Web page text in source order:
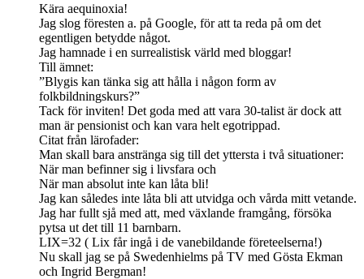
Kära aequinoxia!
Jag slog föresten a. på Google, för att ta reda på om det
egentligen betydde något.
Jag hamnade i en surrealistisk värld med bloggar!
Till ämnet:
”Blygis kan tänka sig att hålla i någon form av
folkbildningskurs?”
Tack för inviten! Det goda med att vara 30-talist är dock att
man är pensionist och kan vara helt egotrippad.
Citat från lärofader:
Man skall bara anstränga sig till det yttersta i två situationer:
När man befinner sig i livsfara och
När man absolut inte kan låta bli!
Jag kan således inte låta bli att utvidga och vårda mitt vetande.
Jag har fullt sjå med att, med växlande framgång, försöka
pytsa ut det till 11 barnbarn.
LIX=32 ( Lix får ingå i de vanebildande företeelserna!)
Nu skall jag se på Swedenhielms på TV med Gösta Ekman
och Ingrid Bergman!